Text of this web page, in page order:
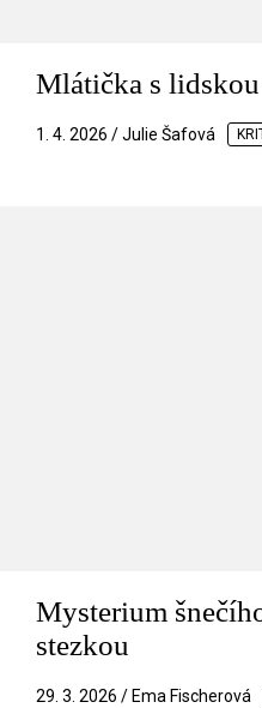
Mlátička s
1. 4. 2026 / Julie Šafová
Mysterium
stezkou
29. 3. 2026 / Ema Fischerová